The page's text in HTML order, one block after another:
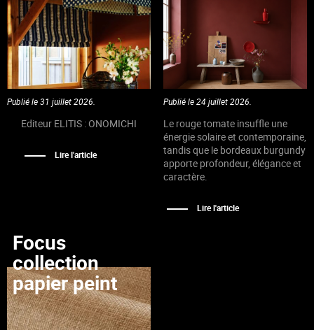
Publié le 31 juillet 2026.
Editeur ELITIS : ONOMICHI
Lire l'article
Publié le 24 juillet 2026.
Le rouge tomate insuffle une
énergie solaire et contemporaine,
tandis que le bordeaux burgundy
apporte profondeur, élégance et
caractère.
Lire l'article
Focus
collection
papier peint